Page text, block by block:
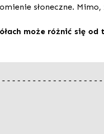
słoneczne.
może różnić się